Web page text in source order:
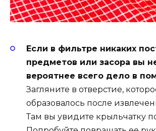
Если в фильтре никаких
предметов или засора вы
вероятнее всего дело в
Загляните в отверстие,
образовалось после
Там вы увидите крыльчатку